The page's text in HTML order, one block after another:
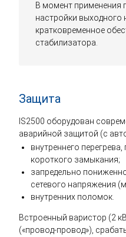
В момент применения
настройки
кратковременное
стабилизатора.
Защита
IS2500 оборудован
аварийной защитой (с
внутреннего
короткого замыкания;
запредельно
сетевого напряжения
внутренних поломок.
Встроенный варистор (2
(«провод-провод»),